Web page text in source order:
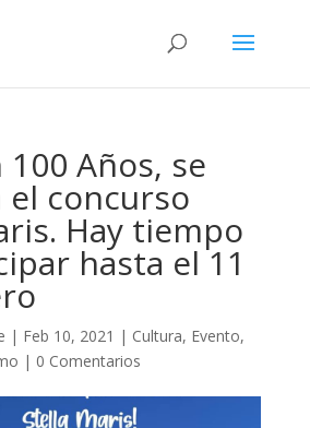
100 Años, se
el concurso
Hay tiempo
hasta el 11
| Feb 10, 2021 | Cultura, Evento,
| 0 Comentarios